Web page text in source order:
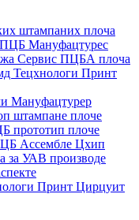
штампаних плоча
ПЦБ Мануфацтурес
Сервис ПЦБА плоча
Тецхнологи Принт
Мануфацтурер
штампане плоче
прототип плоче
Ассембле Цхип
за УАВ производе
Принт Цирцуит